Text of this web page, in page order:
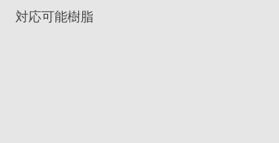
対応可能樹脂